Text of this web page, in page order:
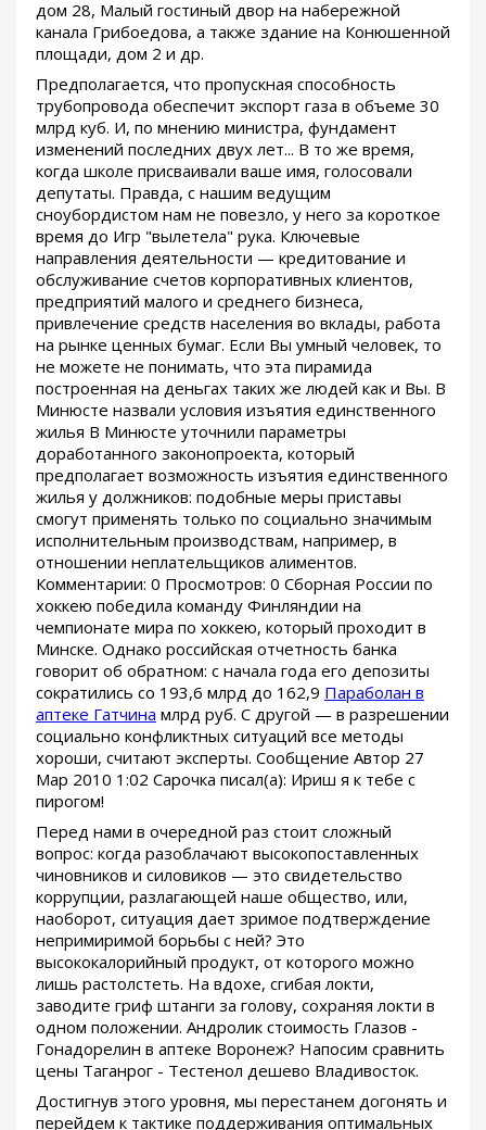
дом 28, Малый гостиный двор на набережной
канала Грибоедова, а также здание на Конюшенной
площади, дом 2 и др.
Предполагается, что пропускная способность
трубопровода обеспечит экспорт газа в объеме 30
млрд куб. И, по мнению министра, фундамент
изменений последних двух лет... В то же время,
когда школе присваивали ваше имя, голосовали
депутаты. Правда, с нашим ведущим
сноубордистом нам не повезло, у него за короткое
время до Игр "вылетела" рука. Ключевые
направления деятельности — кредитование и
обслуживание счетов корпоративных клиентов,
предприятий малого и среднего бизнеса,
привлечение средств населения во вклады, работа
на рынке ценных бумаг. Если Вы умный человек, то
не можете не понимать, что эта пирамида
построенная на деньгах таких же людей как и Вы. В
Минюсте назвали условия изъятия единственного
жилья В Минюсте уточнили параметры
доработанного законопроекта, который
предполагает возможность изъятия единственного
жилья у должников: подобные меры приставы
смогут применять только по социально значимым
исполнительным производствам, например, в
отношении неплательщиков алиментов.
Комментарии: 0 Просмотров: 0 Сборная России по
хоккею победила команду Финляндии на
чемпионате мира по хоккею, который проходит в
Минске. Однако российская отчетность банка
говорит об обратном: с начала года его депозиты
сократились со 193,6 млрд до 162,9 Параболан в
аптеке Гатчина млрд руб. С другой — в разрешении
социально конфликтных ситуаций все методы
хороши, считают эксперты. Сообщение Автор 27
Мар 2010 1:02 Сарочка писал(а): Ириш я к тебе с
пирогом!
Перед нами в очередной раз стоит сложный
вопрос: когда разоблачают высокопоставленных
чиновников и силовиков — это свидетельство
коррупции, разлагающей наше общество, или,
наоборот, ситуация дает зримое подтверждение
непримиримой борьбы с ней? Это
высококалорийный продукт, от которого можно
лишь растолстеть. На вдохе, сгибая локти,
заводите гриф штанги за голову, сохраняя локти в
одном положении. Андролик стоимость Глазов -
Гонадорелин в аптеке Воронеж? Напосим сравнить
цены Таганрог - Тестенол дешево Владивосток.
Достигнув этого уровня, мы перестанем догонять и
перейдем к тактике поддерживания оптимальных